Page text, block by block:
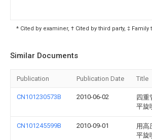
* Cited by examiner, † Cited by third party, ‡
Similar Documents
Publication Publication Date Title
CN101230573B 2010-06-02
四重
平旋
CN101245599B 2010-09-01
用高
平旋